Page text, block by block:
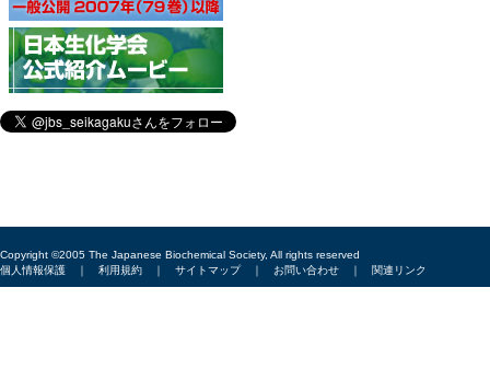
Copyright ©2005 The Japanese Biochemical Society, All rights reserved
個人情報保護 ｜ 利用規約 ｜ サイトマップ｜ お問い合わせ ｜ 関連リンク